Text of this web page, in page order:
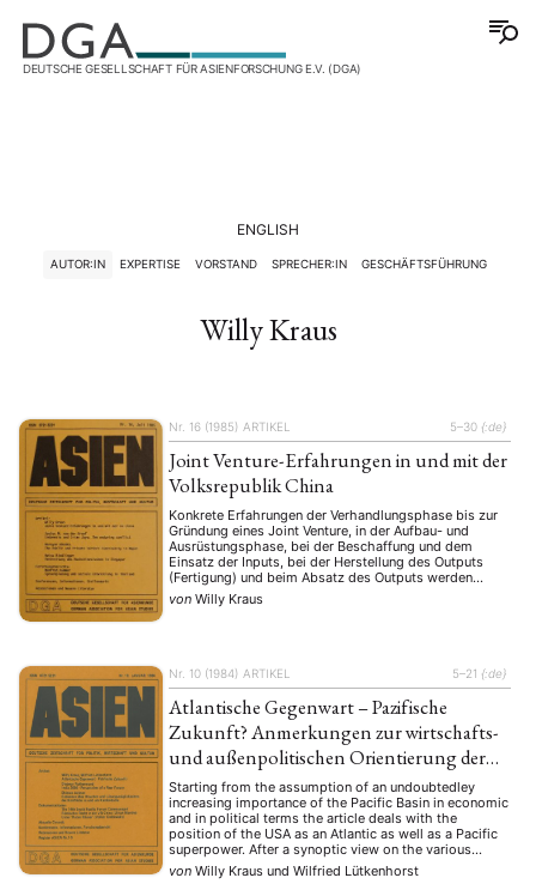
DEUTSCHE GESELLSCHAFT FÜR ASIENFORSCHUNG E.V. (DGA)
ENGLISH
AUTOR:IN EXPERTISE VORSTAND SPRECHER:IN GESCHÄFTSFÜHRUNG
Willy Kraus
Nr. 16 (1985) ARTIKEL 5–30 {:de}
Joint Venture-Erfahrungen in und mit der
Volksrepublik China
Konkrete Erfahrungen der Verhandlungsphase bis zur
Gründung eines Joint Venture, in der Aufbau- und
Ausrüstungsphase, bei der Beschaffung und dem
Einsatz der Inputs, bei der Herstellung des Outputs
(Fertigung) und beim Absatz des Outputs werden
dargelegt. Diesbezügliches Gesetz, das am 8. Juli
1979 in der VR China in Kraft getreten ist. Die bisher
von Willy Kraus
Nr. 10 (1984) ARTIKEL 5–21 {:de}
Atlantische Gegenwart – Pazifische
Zukunft? Anmerkungen zur wirtschafts-
und außenpolitischen Orientierung der
USA
Starting from the assumption of an undoubtedley
increasing importance of the Pacific Basin in economic
and in political terms the article deals with the
position of the USA as an Atlantic as well as a Pacific
superpower. After a synoptic view on the various
concepts of a closer Pacific economic cooperation
currently under discussion an …
von Willy Krausund Wilfried Lütkenhorst